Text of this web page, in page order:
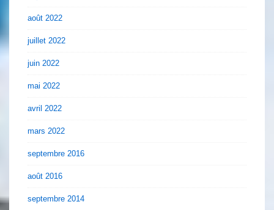
août 2022
juillet 2022
juin 2022
mai 2022
avril 2022
mars 2022
septembre 2016
août 2016
septembre 2014